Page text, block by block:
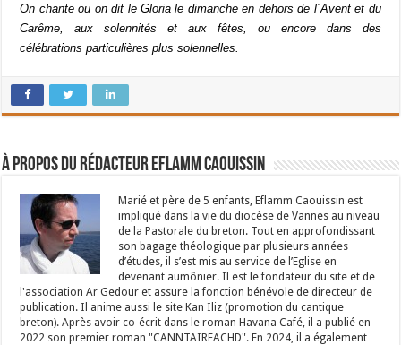
On chante ou on dit le Gloria le dimanche en dehors de l´Avent et du
Carême, aux solennités et aux fêtes, ou encore dans des
célébrations particulières plus solennelles.
À propos du rédacteur Eflamm Caouissin
Marié et père de 5 enfants, Eflamm Caouissin est
impliqué dans la vie du diocèse de Vannes au niveau
de la Pastorale du breton. Tout en approfondissant
son bagage théologique par plusieurs années
d’études, il s’est mis au service de l’Eglise en
devenant aumônier. Il est le fondateur du site et de
l'association Ar Gedour et assure la fonction bénévole de directeur de
publication. Il anime aussi le site Kan Iliz (promotion du cantique
breton). Après avoir co-écrit dans le roman Havana Café, il a publié en
2022 son premier roman "CANNTAIREACHD". En 2024, il a également